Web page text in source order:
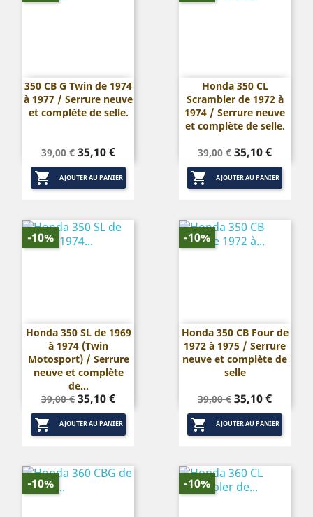
350 CB G Twin de 1974
à 1977 / Serrure neuve
et complète de selle.
Prix
de
base
39,00 € Prix
35,10 €
 AJOUTER AU PANIER
Honda 350 CL
Scrambler de 1972 à
1974 / Serrure neuve
et complète de selle.
Prix
de
base
39,00 € Prix
35,10 €
 AJOUTER AU PANIER
Honda 350 SL de 1969
à 1974 (Twin
Motosport) / Serrure
neuve et complète
de...
Prix
de
base
39,00 € Prix
35,10 €
 AJOUTER AU PANIER
-10%
Honda 350 CB Four de
1972 à 1975 / Serrure
neuve et complète de
selle
Prix
de
base
39,00 € Prix
35,10 €
 AJOUTER AU PANIER
-10%
-10% -10%